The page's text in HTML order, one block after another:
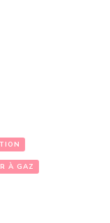
À GAZ